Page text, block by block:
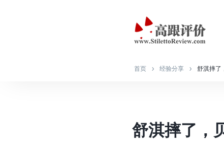
首页 经验分享 舒淇摔了
舒淇摔了，